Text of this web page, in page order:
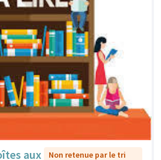
aux
Non retenue par le tri